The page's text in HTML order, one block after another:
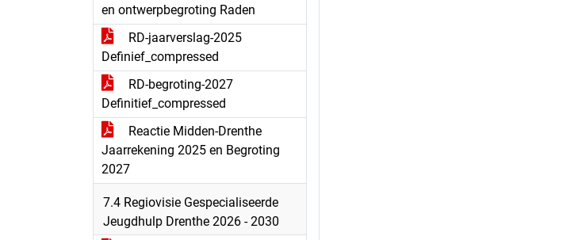
en ontwerpbegroting Raden
RD-jaarverslag-2025
Definief_compressed
RD-begroting-2027
Definitief_compressed
Reactie Midden-Drenthe
Jaarrekening 2025 en Begroting
2027
7.4 Regiovisie Gespecialiseerde
Jeugdhulp Drenthe 2026 - 2030